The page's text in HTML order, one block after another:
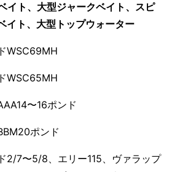
イト、大型ジャークベイト、スピ
イト、大型トップウォーター
WSC69MH
〜16ポンド
ポンド
2/7〜5/8、エリー115、ヴァラップ